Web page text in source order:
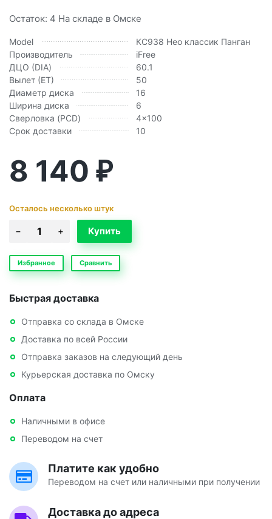
Остаток: 4 На складе в Омске
Model
КС938 Нео классик Панган
Производитель
iFree
ДЦО (DIA)
60.1
Вылет (ЕТ)
50
Диаметр диска
16
Ширина диска
6
Сверловка (PCD)
4x100
Срок доставки
10
8 140 ₽
Осталось несколько штук
Избранное Сравнить
Быстрая доставка
Отправка со склада в Омске
Доставка по всей России
Отправка заказов на следующий день
Курьерская доставка по Омску
Оплата
Наличными в офисе
Переводом на счет
Платите как удобно
Переводом на счет или наличными при получении
Доставка до адреса